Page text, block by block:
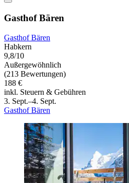
Gasthof Bären
Gasthof Bären
Habkern
9,8/10
Außergewöhnlich
(213 Bewertungen)
188 €
inkl. Steuern & Gebühren
3. Sept.–4. Sept.
Gasthof Bären